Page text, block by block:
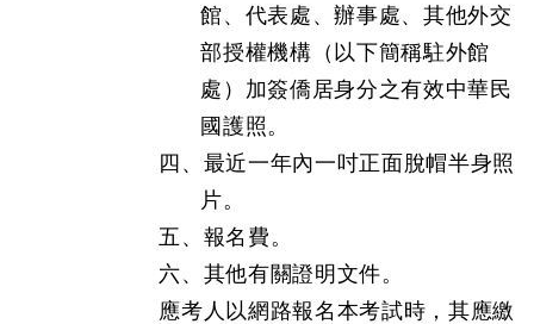
館、代表處、辦事處、其他外交
部授權機構（以下簡稱駐外館
處）加簽僑居身分之有效中華民
國護照。
四、最近一年內一吋正面脫帽半身照
片。
五、報名費。
六、其他有關證明文件。
應考人以網路報名本考試時，其應繳